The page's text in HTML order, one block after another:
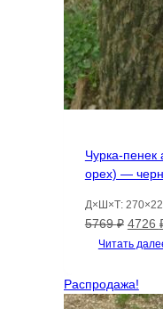
Чурка-пенек
орех) —
Д×Ш×Т:
5769₽
цена
5769 ₽.
4726
Читать
Распродажа!